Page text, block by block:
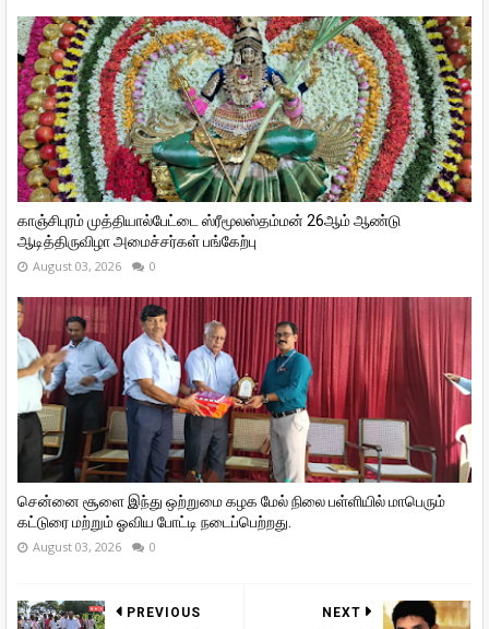
காஞ்சிபுரம் முத்தியால்பேட்டை ஸ்ரீமூலஸ்தம்மன் 26ஆம் ஆண்டு
ஆடித்திருவிழா அமைச்சர்கள் பங்கேற்பு
August 03, 2026 0
சென்னை சூளை இந்து ஒற்றுமை கழக மேல் நிலை பள்ளியில் மாபெரும்
கட்டுரை மற்றும் ஓவிய போட்டி நடைப்பெற்றது.
August 03, 2026 0
NEXT
PREVIOUS